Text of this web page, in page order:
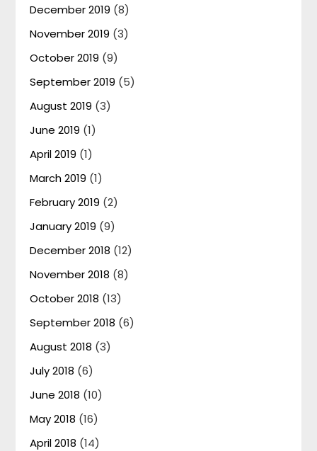
December 2019 (8)
November 2019 (3)
October 2019 (9)
September 2019 (5)
August 2019 (3)
June 2019 (1)
April 2019 (1)
March 2019 (1)
February 2019 (2)
January 2019 (9)
December 2018 (12)
November 2018 (8)
October 2018 (13)
September 2018 (6)
August 2018 (3)
July 2018 (6)
June 2018 (10)
May 2018 (16)
April 2018 (14)